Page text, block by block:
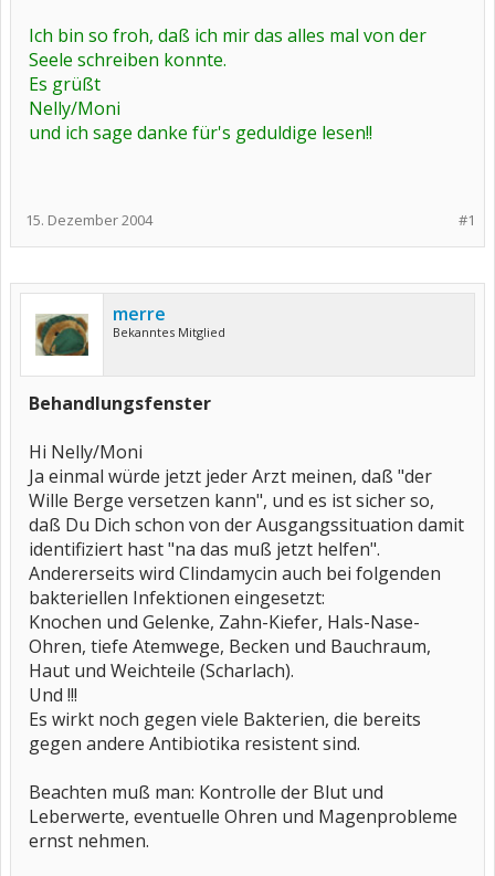
Ich bin so froh, daß ich mir das alles mal von der
Seele schreiben konnte.
Es grüßt
Nelly/Moni
und ich sage danke für's geduldige lesen!!
#1
15. Dezember 2004
merre
Bekanntes Mitglied
Behandlungsfenster
Hi Nelly/Moni
Ja einmal würde jetzt jeder Arzt meinen, daß "der
Wille Berge versetzen kann", und es ist sicher so,
daß Du Dich schon von der Ausgangssituation damit
identifiziert hast "na das muß jetzt helfen".
Andererseits wird Clindamycin auch bei folgenden
bakteriellen Infektionen eingesetzt:
Knochen und Gelenke, Zahn-Kiefer, Hals-Nase-
Ohren, tiefe Atemwege, Becken und Bauchraum,
Haut und Weichteile (Scharlach).
Und !!!
Es wirkt noch gegen viele Bakterien, die bereits
gegen andere Antibiotika resistent sind.
Beachten muß man: Kontrolle der Blut und
Leberwerte, eventuelle Ohren und Magenprobleme
ernst nehmen.